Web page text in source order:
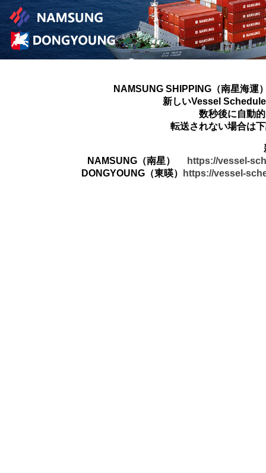
NAMSUNG SHIPPING（南星海運
新しいVessel
数秒後に自動
転送されない場合は
NAMSUNG（南星）
https://vessel-
DONGYOUNG（東暎）
https://vessel-